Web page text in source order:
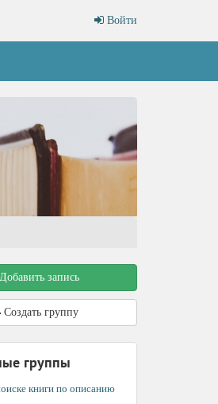
Войти
запись
Создать группу
группы
книги по описанию